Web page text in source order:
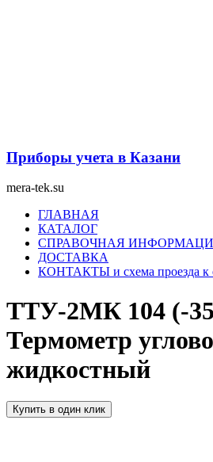
Приборы учета в Казани
mera-tek.su
МенюГЛАВНАЯ
КАТАЛОГ
СПРАВОЧНАЯ
ДОСТАВКА
КОНТАКТЫ и схема проезда к
ТТУ-2МК 104 (-
Термометр
жидкостный
Купить в один клик